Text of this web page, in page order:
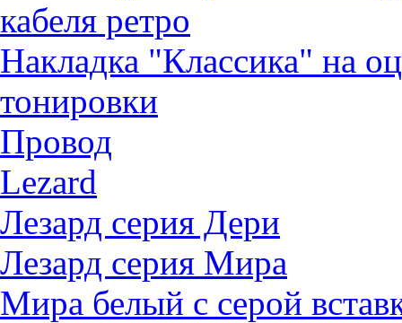
кабеля ретро
Накладка "Классика" на
тонировки
Провод
Lezard
Лезард серия Дери
Лезард серия Мира
Мира белый c серой